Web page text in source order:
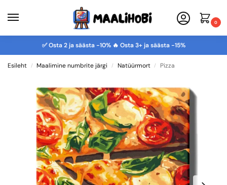
0
✅ Osta 2 ja säästa -10% 🔥 Osta 3+ ja säästa -15%
Esileht / Maalimine numbrite järgi / Natüürmort / Pizza